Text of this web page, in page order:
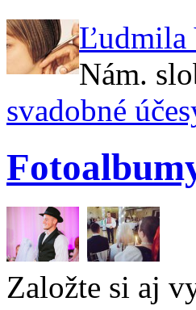
Ľudmila
Nám.
svadobné
Založte si aj